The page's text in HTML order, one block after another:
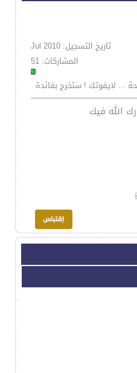
تاريخ التسجيل: Jul 2010
المشاركات: 51
... لايفوتك ! ستخرج بفائدة
الله فيك